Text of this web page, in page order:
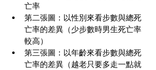
亡率
第二張圖：以性別來看步數與總死
亡率的差異（少步數時男生死亡率
較高）
第三張圖：以年齡來看步數與總死
亡率的差異（越老只要多走一點就